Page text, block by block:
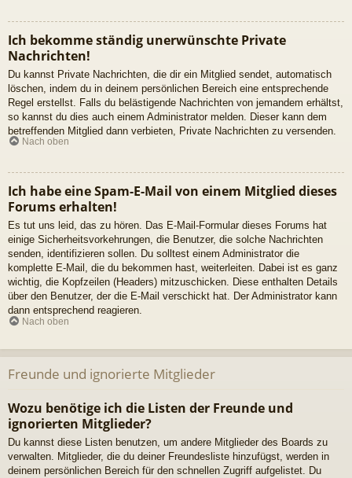
Ich bekomme ständig unerwünschte Private
Nachrichten!
Du kannst Private Nachrichten, die dir ein Mitglied sendet, automatisch
löschen, indem du in deinem persönlichen Bereich eine entsprechende
Regel erstellst. Falls du belästigende Nachrichten von jemandem erhältst,
so kannst du dies auch einem Administrator melden. Dieser kann dem
betreffenden Mitglied dann verbieten, Private Nachrichten zu versenden.
Nach oben
Ich habe eine Spam-E-Mail von einem Mitglied dieses
Forums erhalten!
Es tut uns leid, das zu hören. Das E-Mail-Formular dieses Forums hat
einige Sicherheitsvorkehrungen, die Benutzer, die solche Nachrichten
senden, identifizieren sollen. Du solltest einem Administrator die
komplette E-Mail, die du bekommen hast, weiterleiten. Dabei ist es ganz
wichtig, die Kopfzeilen (Headers) mitzuschicken. Diese enthalten Details
über den Benutzer, der die E-Mail verschickt hat. Der Administrator kann
dann entsprechend reagieren.
Nach oben
Freunde und ignorierte Mitglieder
Wozu benötige ich die Listen der Freunde und
ignorierten Mitglieder?
Du kannst diese Listen benutzen, um andere Mitglieder des Boards zu
verwalten. Mitglieder, die du deiner Freundesliste hinzufügst, werden in
deinem persönlichen Bereich für den schnellen Zugriff aufgelistet. Du